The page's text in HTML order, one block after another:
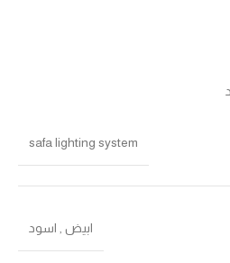
safa lighting system
ابيض اسود